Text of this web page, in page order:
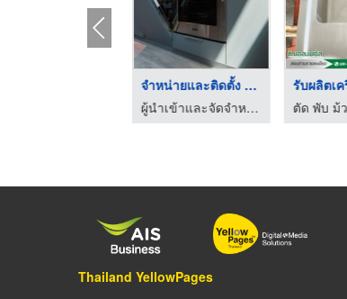
จำหน่ายและติดตั้ง เค ...
ผู้นำเข้าและจัดจำหน่ายเครื่องใช้ไฟฟ้าภายในครัว
Thailand YellowPages